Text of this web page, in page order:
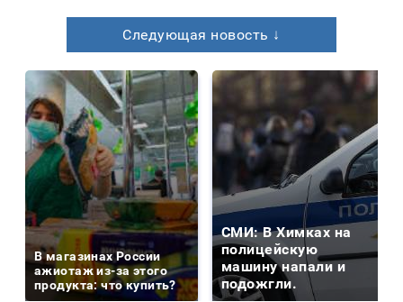
Следующая новость ↓
В магазинах России
ажиотаж из-за этого
продукта: что купить?
СМИ: В Химках на
полицейскую
машину напали и
подожгли.